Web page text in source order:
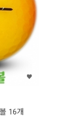
16개